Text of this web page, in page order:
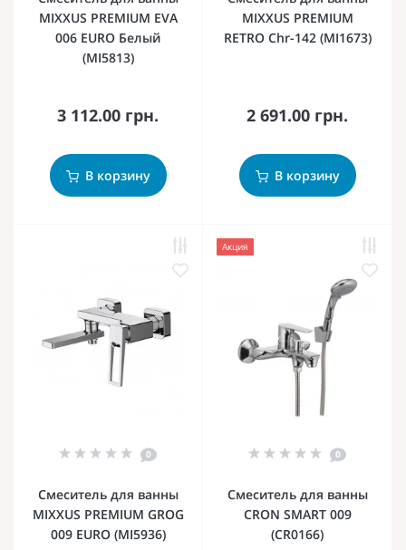
MIXXUS PREMIUM EVA
006 EURO Белый
(MI5813)
3 112.00 грн.
В корзину
MIXXUS PREMIUM
RETRO Chr-142 (MI1673)
2 691.00 грн.
В корзину
0
Смеситель для ванны
MIXXUS PREMIUM GROG
009 EURO (MI5936)
Акция
0
Смеситель для ванны
CRON SMART 009
(CR0166)